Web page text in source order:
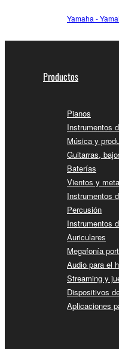
Yamaha -
Productos
Pianos
Instrumentos
Música y
Guitarras,
Baterías
Vientos y
Instrumentos
Percusión
Instrumentos
Auriculares
Megafonía
Audio para el
Streaming y
Dispositivos
Aplicaciones